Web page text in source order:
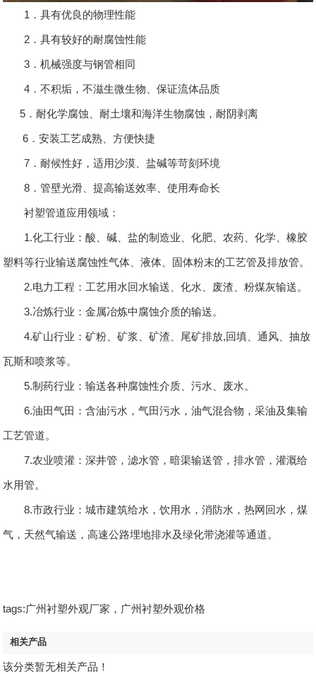
1．具有优良的物理性能
2．具有较好的耐腐蚀性能
3．机械强度与钢管相同
4．不积垢，不滋生微生物、保证流体品质
5．耐化学腐蚀、耐土壤和海洋生物腐蚀，耐阴剥离
6．安装工艺成熟、方便快捷
7．耐候性好，适用沙漠、盐碱等苛刻环境
8．管壁光滑、提高输送效率、使用寿命长
衬塑管道应用领域：
1.化工行业：酸、碱、盐的制造业、化肥、农药、化学、橡胶
塑料等行业输送腐蚀性气体、液体、固体粉末的工艺管及排放管。
2.电力工程：工艺用水回水输送、化水、废渣、粉煤灰输送。
3.冶炼行业：金属冶炼中腐蚀介质的输送。
4.矿山行业：矿粉、矿浆、矿渣、尾矿排放,回填、通风、抽放
瓦斯和喷浆等。
5.制药行业：输送各种腐蚀性介质、污水、废水。
6.油田气田：含油污水，气田污水，油气混合物，采油及集输
工艺管道。
7.农业喷灌：深井管，滤水管，暗渠输送管，排水管，灌溉给
水用管。
8.市政行业：城市建筑给水，饮用水，消防水，热网回水，煤
气，天然气输送，高速公路埋地排水及绿化带浇灌等通道。
tags:广州衬塑外观厂家，广州衬塑外观价格
相关产品
该分类暂无相关产品！